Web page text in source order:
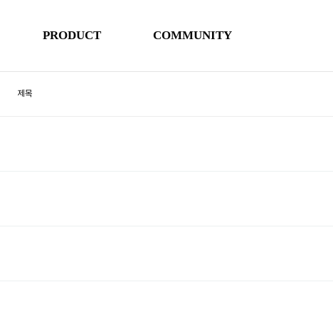
PRODUCT COMMUNITY
제목